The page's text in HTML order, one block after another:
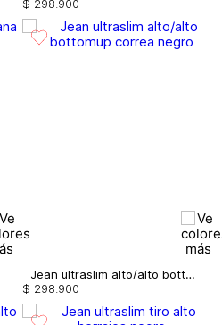
$ 298 900
Jean ultraslim alto/alto bottomup correa
$ 298 900